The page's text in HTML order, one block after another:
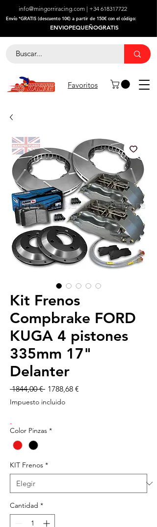
info@mingorriracing.com | +34 618317722
​Envío *GRATIS (descuento 10€) a partir de 150€ con el código:
ENVIOPEQUEÑOGRATIS
Favoritos
Kit Frenos
Compbrake FORD
KUGA 4 pistones
335mm 17"
Delanter
1844,00 € Precio
1788,68 €
Impuesto incluido
-
Color Pinzas *
KIT Frenos *
Cantidad *